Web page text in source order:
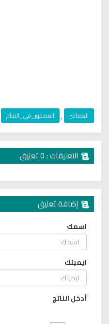
العصافير , العصفور_في_المنام
التعليقات : 0 تعليق
إضافة تعليق
اسمك
ايميلك
أدخل الناتج